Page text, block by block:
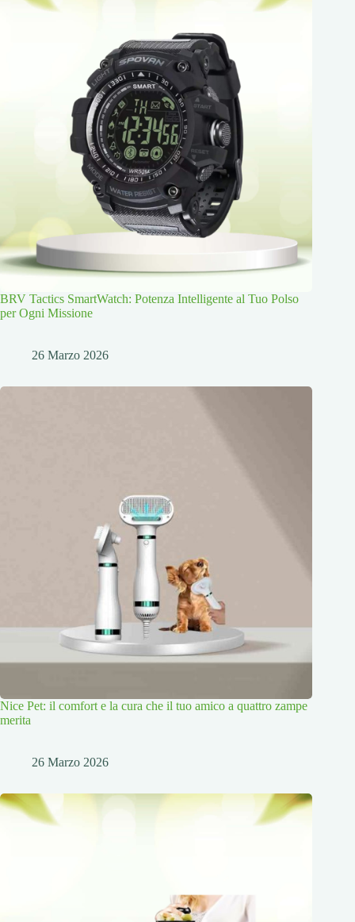
BRV Tactics SmartWatch: Potenza Intelligente al Tuo Polso
per Ogni Missione
26 Marzo 2026
Nice Pet: il comfort e la cura che il tuo amico a quattro zampe
merita
26 Marzo 2026